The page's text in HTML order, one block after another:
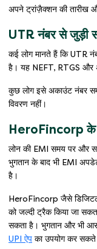
अपने ट्रांज़ैक्शन की तारीख
UTR नंबर से जुड़ी
कई लोग मानते हैं कि UTR
है। यह NEFT, RTGS और
कुछ लोग इसे अकाउंट नंबर
विवरण नहीं।
HeroFincorp के
लोन की EMI समय पर और
भुगतान के बाद भी EMI
है।
HeroFincorp जैसे
को जल्दी ट्रैक किया जा
सकता है। भुगतान और भी
UPI ऐप का उपयोग कर सकते